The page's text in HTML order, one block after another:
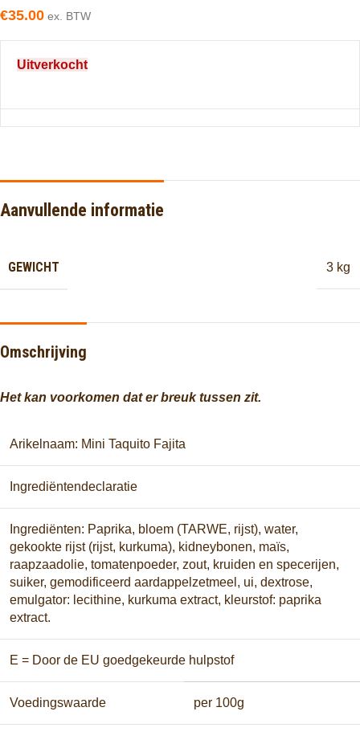
€35.00 ex. BTW
Uitverkocht
Aanvullende informatie
GEWICHT 3 kg
Omschrijving
Het kan voorkomen dat er breuk tussen zit.
Arikelnaam: Mini Taquito Fajita
Ingrediëntendeclaratie
Ingrediënten: Paprika, bloem (TARWE, rijst), water,
gekookte rijst (rijst, kurkuma), kidneybonen, maïs,
raapzaadolie, tomatenpoeder, zout, kruiden en specerijen,
suiker, gemodificeerd aardappelzetmeel, ui, dextrose,
emulgator: lecithine, kurkuma extract, kleurstof: paprika
extract.
E = Door de EU goedgekeurde hulpstof
Voedingswaarde per 100g